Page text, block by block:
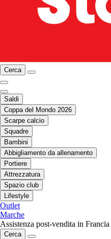
Cerca
Saldi
Coppa del Mondo 2026
Scarpe calcio
Squadre
Bambini
Abbigliamento da allenamento
Portiere
Attrezzatura
Spazio club
Lifestyle
Outlet
Marche
Assistenza post-vendita in Francia
Cerca